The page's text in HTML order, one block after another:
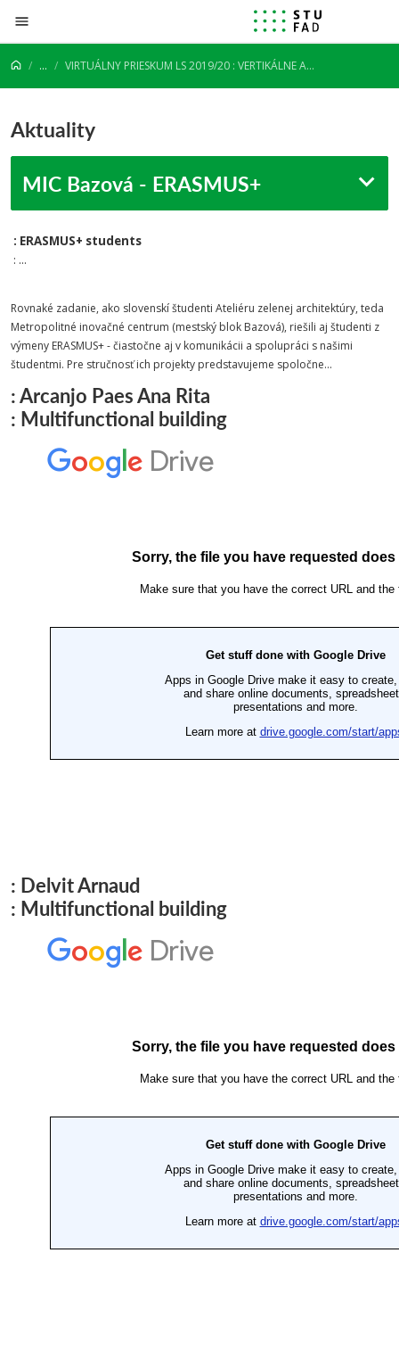
Prejsť na obsah
... VIRTUÁLNY PRIESKUM LS 2019/20 : VERTIKÁLNE ATELIÉRY
Aktuality
MIC Bazová - ERASMUS+
: ERASMUS+ students
: ...
Rovnaké zadanie, ako slovenskí študenti Ateliéru zelenej architektúry, teda
Metropolitné inovačné centrum (mestský blok Bazová), riešili aj študenti z
výmeny ERASMUS+ - čiastočne aj v komunikácii a spolupráci s našimi
študentmi. Pre stručnosť ich projekty predstavujeme spoločne...
: Arcanjo Paes Ana Rita
: Multifunctional building
: Delvit Arnaud
: Multifunctional building